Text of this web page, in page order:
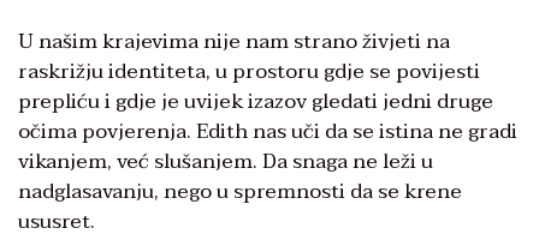
U našim krajevima nije nam strano živjeti na
raskrižju identiteta, u prostoru gdje se povijesti
prepliću i gdje je uvijek izazov gledati jedni druge
očima povjerenja. Edith nas uči da se istina ne gradi
vikanjem, već slušanjem. Da snaga ne leži u
nadglasavanju, nego u spremnosti da se krene
ususret.